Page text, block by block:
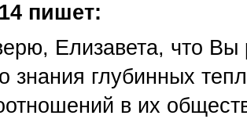
пишет:
Елизавета, что Вы
знания глубинных
в их